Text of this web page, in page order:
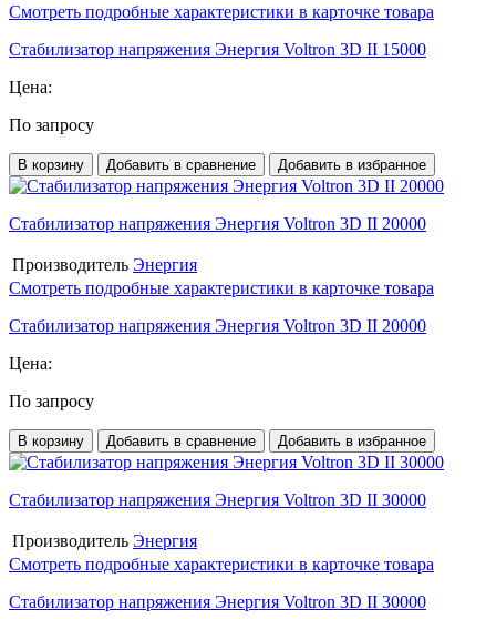
Смотреть подробные характеристики в карточке товара
Стабилизатор напряжения Энергия Voltron 3D II 15000
Цена:
По запросу
В корзину Добавить в сравнение Добавить в избранное
Стабилизатор напряжения Энергия Voltron 3D II 20000
Производитель Энергия
Смотреть подробные характеристики в карточке товара
Стабилизатор напряжения Энергия Voltron 3D II 20000
Цена:
По запросу
В корзину Добавить в сравнение Добавить в избранное
Стабилизатор напряжения Энергия Voltron 3D II 30000
Производитель Энергия
Смотреть подробные характеристики в карточке товара
Стабилизатор напряжения Энергия Voltron 3D II 30000